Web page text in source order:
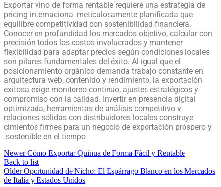
Exportar vino de forma rentable requiere una estrategia de
pricing internacional meticulosamente planificada que
equilibre competitividad con sostenibilidad financiera.
Conocer en profundidad los mercados objetivo, calcular con
precisión todos los costos involucrados y mantener
flexibilidad para adaptar precios según condiciones locales
son pilares fundamentales del éxito. Al igual que el
posicionamiento orgánico demanda trabajo constante en
arquitectura web, contenido y rendimiento, la exportación
exitosa exige monitoreo continuo, ajustes estratégicos y
compromiso con la calidad. Invertir en presencia digital
optimizada, herramientas de análisis competitivo y
relaciones sólidas con distribuidores locales construye
cimientos firmes para un negocio de exportación próspero y
sostenible en el tiempo.
Newer Cómo Exportar Quinua de Forma Fácil y Rentable
Back to list
Older Oportunidad de Nicho: El Espárrago Blanco en los Mercados
de Italia y Estados Unidos